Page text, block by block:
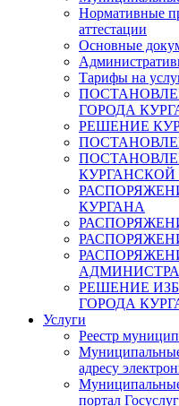
Нормативные
аттестации
Основные
Тарифы на
ГОРОДА
РЕШЕНИЕ
КУРГАНА
РЕШЕНИЕ
ГОРОДА
Услуги
Реестр
адресу
Муниципальные
портал Госуслуг